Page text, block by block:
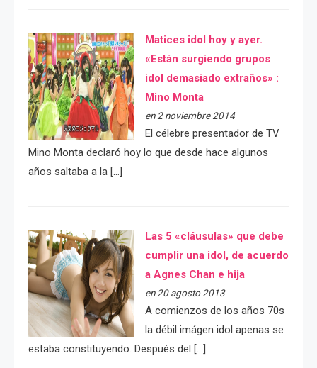
Matices idol hoy y ayer.
«Están surgiendo grupos
idol demasiado extraños» :
Mino Monta
en 2 noviembre 2014
El célebre presentador de TV
Mino Monta declaró hoy lo que desde hace algunos
años saltaba a la […]
Las 5 «cláusulas» que debe
cumplir una idol, de acuerdo
a Agnes Chan e hija
en 20 agosto 2013
A comienzos de los años 70s
la débil imágen idol apenas se
estaba constituyendo. Después del […]